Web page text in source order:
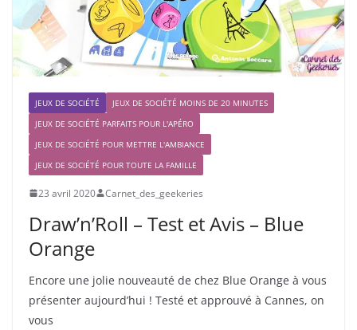
JEUX DE SOCIÉTÉ
JEUX DE SOCIÉTÉ MOINS DE 20 MINUTES
JEUX DE SOCIÉTÉ PARFAITS POUR L'APÉRO
JEUX DE SOCIÉTÉ POUR METTRE L'AMBIANCE
JEUX DE SOCIÉTÉ POUR TOUTE LA FAMILLE
23 avril 2020 Carnet_des_geekeries
Draw’n’Roll – Test et Avis – Blue
Orange
Encore une jolie nouveauté de chez Blue Orange à vous
présenter aujourd’hui ! Testé et approuvé à Cannes, on
vous